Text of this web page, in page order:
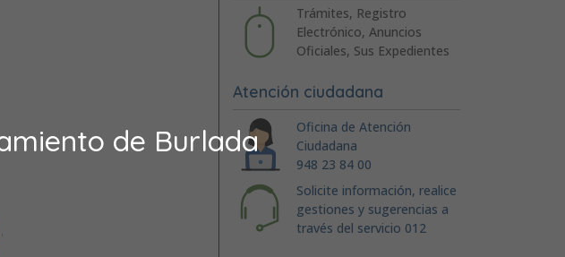
de Burlada
Trámites, Registro
Electrónico, Anuncios
Oficiales, Sus Expedientes
Atención ciudadana
Oficina de Atención
Ciudadana
948 23 84 00
Solicite información, realice
gestiones y sugerencias a
través del servicio 012